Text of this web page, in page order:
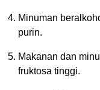
Minuman
purin.
Makanan dan
fruktosa tinggi.